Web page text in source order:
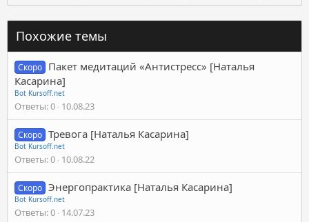
Похожие темы
Скоро Пакет медитаций «Антистресс» [Наталья
Касарина]
Bot Kursoff.net
Ответы 0 10.08.23
Скоро Тревога [Наталья Касарина]
Bot Kursoff.net
Ответы 0 10.08.22
Скоро Энергопрактика [Наталья Касарина]
Bot Kursoff.net
Ответы 0 14.07.23